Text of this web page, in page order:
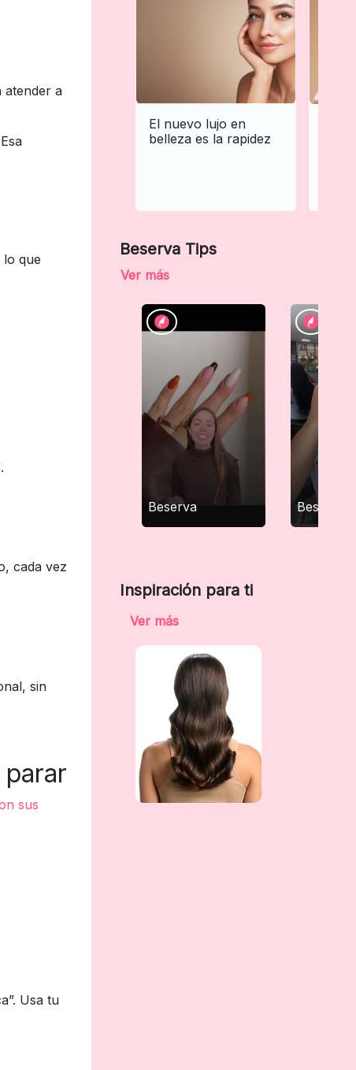
atender a
lo que
cada vez
sin
sus
Usa tu
El nuevo lujo en
belleza es la rapidez
Beserva Tips
Ver más
Beserva Beserva
Inspiración para ti
Ver más